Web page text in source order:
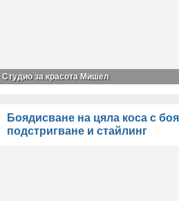
Студио за красота Мишел
Боядисване на цяла коса с
подстригване и стайлинг